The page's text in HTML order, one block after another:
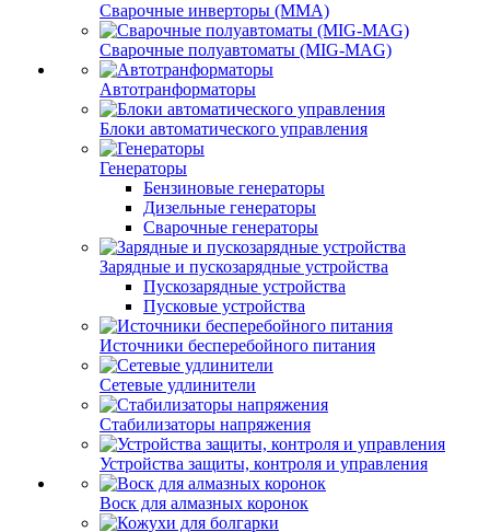
Сварочные инверторы (MMA)
Сварочные полуавтоматы (MIG-MAG)
Автотранформаторы
Блоки автоматического управления
Генераторы
Бензиновые генераторы
Дизельные генераторы
Сварочные генераторы
Зарядные и пускозарядные устройства
Пускозарядные устройства
Пусковые устройства
Источники бесперебойного питания
Сетевые удлинители
Стабилизаторы напряжения
Устройства защиты, контроля и управления
Воск для алмазных коронок